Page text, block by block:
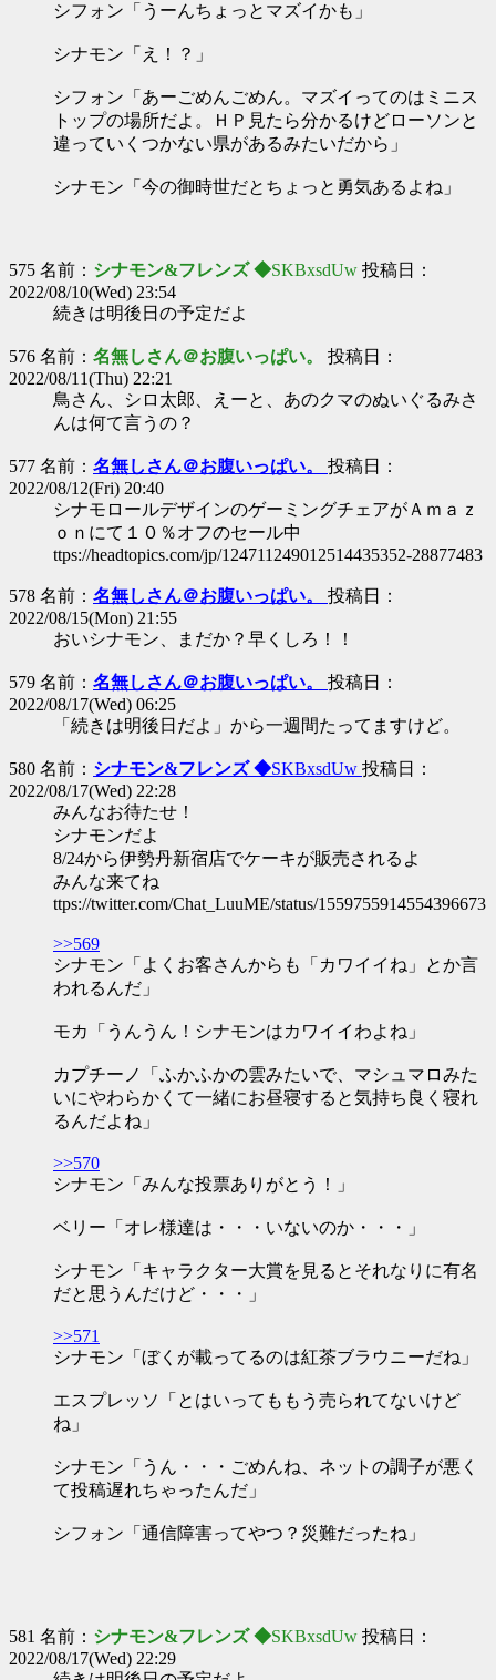
シフォン「うーんちょっとマズイかも」
シナモン「え！？」
シフォン「あーごめんごめん。マズイってのはミニス
トップの場所だよ。ＨＰ見たら分かるけどローソンと
違っていくつかない県があるみたいだから」
シナモン「今の御時世だとちょっと勇気あるよね」
575 名前： シナモン&フレンズ ◆SKBxsdUw 投稿日：
2022/08/10(Wed) 23:54
続きは明後日の予定だよ
576 名前： 名無しさん＠お腹いっぱい。 投稿日：
2022/08/11(Thu) 22:21
鳥さん、シロ太郎、えーと、あのクマのぬいぐるみさ
んは何て言うの？
577 名前： 名無しさん＠お腹いっぱい。 投稿日：
2022/08/12(Fri) 20:40
シナモロールデザインのゲーミングチェアがＡｍａｚ
ｏｎにて１０％オフのセール中
ttps://headtopics.com/jp/124711249012514435352-28877483
578 名前： 名無しさん＠お腹いっぱい。 投稿日：
2022/08/15(Mon) 21:55
おいシナモン、まだか？早くしろ！！
579 名前： 名無しさん＠お腹いっぱい。 投稿日：
2022/08/17(Wed) 06:25
「続きは明後日だよ」から一週間たってますけど。
580 名前： シナモン&フレンズ ◆SKBxsdUw 投稿日：
2022/08/17(Wed) 22:28
みんなお待たせ！
シナモンだよ
8/24から伊勢丹新宿店でケーキが販売されるよ
みんな来てね
ttps://twitter.com/Chat_LuuME/status/1559755914554396673
>>569
シナモン「よくお客さんからも「カワイイね」とか言
われるんだ」
モカ「うんうん！シナモンはカワイイわよね」
カプチーノ「ふかふかの雲みたいで、マシュマロみた
いにやわらかくて一緒にお昼寝すると気持ち良く寝れ
るんだよね」
>>570
シナモン「みんな投票ありがとう！」
ベリー「オレ様達は・・・いないのか・・・」
シナモン「キャラクター大賞を見るとそれなりに有名
だと思うんだけど・・・」
>>571
シナモン「ぼくが載ってるのは紅茶ブラウニーだね」
エスプレッソ「とはいってももう売られてないけど
ね」
シナモン「うん・・・ごめんね、ネットの調子が悪く
て投稿遅れちゃったんだ」
シフォン「通信障害ってやつ？災難だったね」
581 名前： シナモン&フレンズ ◆SKBxsdUw 投稿日：
2022/08/17(Wed) 22:29